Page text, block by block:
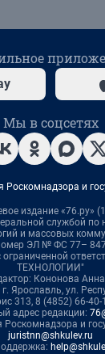
Мы в соцсетях
Роскомнадзора и
издание «76.ру»
службой по
и массовых
ЭЛ № ФС 77–
ограниченной
ТЕХНОЛОГИИ"
Кононова
Ярославль, ул.
313, 8 (4852) 66-40-
адрес редакции:
и
juristnn@shkulev.ru